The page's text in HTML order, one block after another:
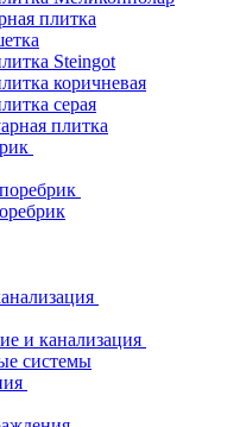
плитка
Steingot
коричневая
серая
плитка
и канализация
системы